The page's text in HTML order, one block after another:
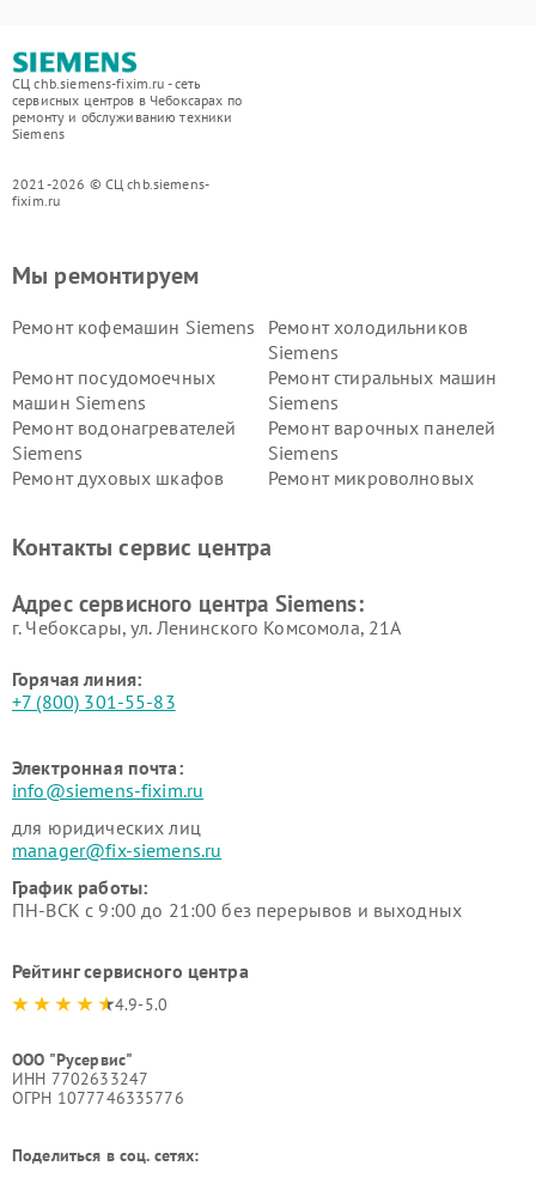
СЦ chb.siemens-fixim.ru - сеть
сервисных центров в Чебоксарах по
ремонту и обслуживанию техники
Siemens
2021-2026 © СЦ chb.siemens-
fixim.ru
Мы ремонтируем
Ремонт кофемашин Siemens
Ремонт холодильников
Siemens
Ремонт посудомоечных
машин Siemens
Ремонт стиральных машин
Siemens
Ремонт водонагревателей
Siemens
Ремонт варочных панелей
Siemens
Ремонт духовых шкафов
Ремонт микроволновых
Siemens
Siemens
Siemens
Siemens
Контакты сервис центра
Адрес сервисного центра Siemens:
г. Чебоксары, ул. Ленинского Комсомола, 21А
Горячая линия:
+7 (800) 301-55-83
Электронная почта:
info@siemens-fixim.ru
для юридических лиц
manager@fix-siemens.ru
График работы:
ПН-ВСК с 9:00 до 21:00 без перерывов и выходных
Рейтинг сервисного центра
4.9-5.0
ООО "Русервис"
ИНН 7702633247
ОГРН 1077746335776
Поделиться в соц. сетях: